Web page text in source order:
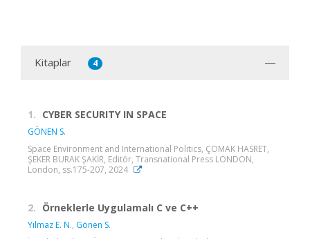
Kitaplar 4
1. CYBER SECURITY IN SPACE
GÖNEN S.
Space Environment and International Politics, ÇOMAK HASRET,
ŞEKER BURAK ŞAKİR, Editör, Transnational Press LONDON,
London, ss.175-207, 2024
2. Örneklerle Uygulamalı C ve C++
Yılmaz E. N., Gönen S.